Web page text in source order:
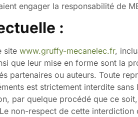
engager la responsabilité de
:
site www.gruffy-mecanelec.fr,
que leur mise en forme sont la
partenaires ou auteurs. Toute
est strictement interdite sans
par quelque procédé que ce
non-respect de cette